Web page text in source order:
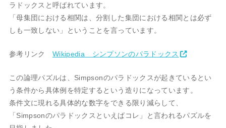
ラドックスと呼ばれています。
「母集団における相関は、分割した集団における相関とは必ず
しも一致しない」ということを言っています。
参考リンクWikipedia シンプソンのパラドックス
この論理パズルは、Simpsonのパラドックスが起きているとい
う条件から具体例を特定するという造りになっています。
条件文に現れる具体的な数字をできる限り減らして、
「Simpsonのパラドックスといえばコレ」と言われるパズルを